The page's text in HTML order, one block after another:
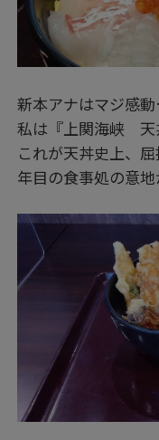
新本アナはマジ感
私は『上関海峡 天
これが天丼史上、
年目の食事処の意地